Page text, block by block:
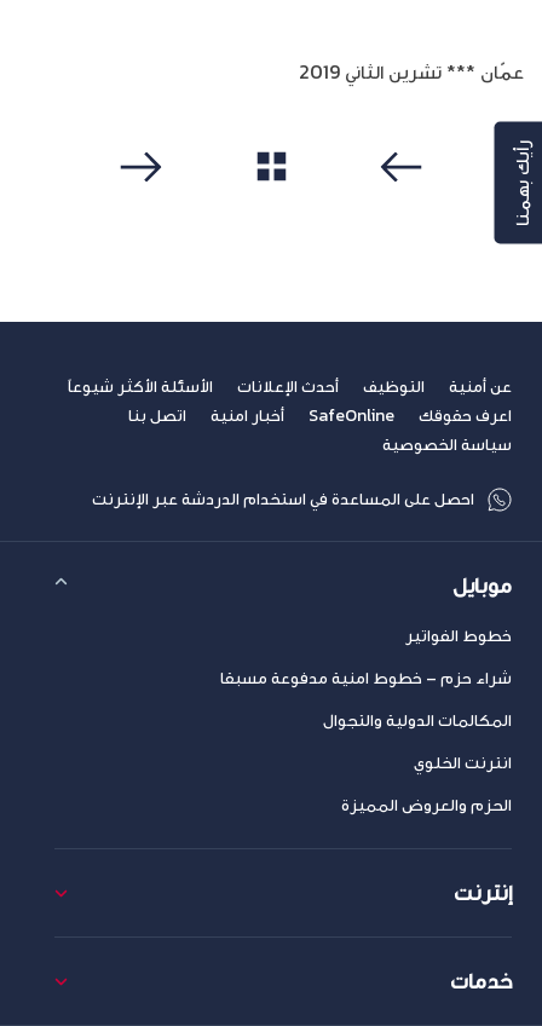
عمّان *** تشرين الثاني 2019
عن أمنية التوظيف أحدث الإعلانات
الأسئلة الأكثر شيوعاً
اعرف حقوقك
SafeOnline أخبار امنية
اتصل بنا
سياسة الخصوصية
احصل على المساعدة في استخدام الدردشة عبر الإنترنت
موبايل
خطوط الفواتير
شراء حزم – خطوط امنية مدفوعة مسبقا
المكالمات الدولية والتجوال
انترنت الخلوي
الحزم والعروض المميزة
إنترنت
خدمات
رأيك بهمنا